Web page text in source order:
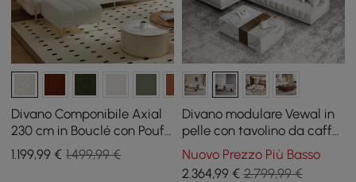
Divano Componibile Axial
230 cm in Bouclé con Pouf
e Gambe Dorate
1.199,99 € 1.499,99 €
Divano modulare Vewal in
pelle con tavolino da caffè
in blocco di legno
Nuovo Prezzo Più Basso
2.364,99€ 2.799,99 €